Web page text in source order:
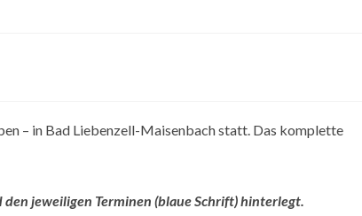
– in Bad Liebenzell-Maisenbach statt. Das komplette
jeweiligen Terminen (blaue Schrift) hinterlegt.